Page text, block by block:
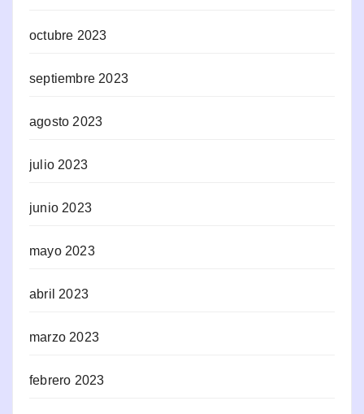
octubre 2023
septiembre 2023
agosto 2023
julio 2023
junio 2023
mayo 2023
abril 2023
marzo 2023
febrero 2023